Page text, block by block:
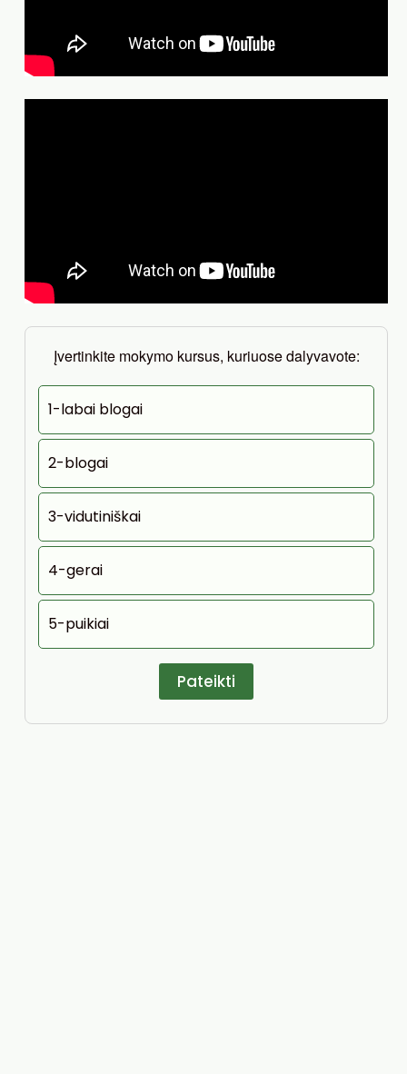
Įvertinkite mokymo kursus, kuriuose dalyvavote:
1-labai blogai
2-blogai
3-vidutiniškai
4-gerai
5-puikiai